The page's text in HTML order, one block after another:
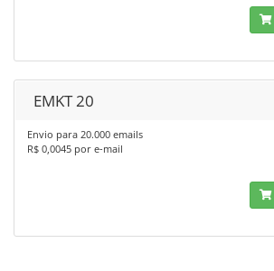
EMKT 20
Envio para 20.000 emails
R$ 0,0045 por e-mail